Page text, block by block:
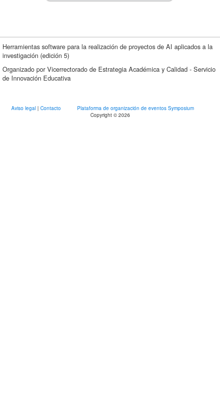
Herramientas software para la realización de proyectos de AI aplicados a la
investigación (edición 5)
Organizado por Vicerrectorado de Estrategia Académica y Calidad - Servicio
de Innovación Educativa
Aviso legal | Contacto
Plataforma de organización de eventos Symposium
Copyright © 2026